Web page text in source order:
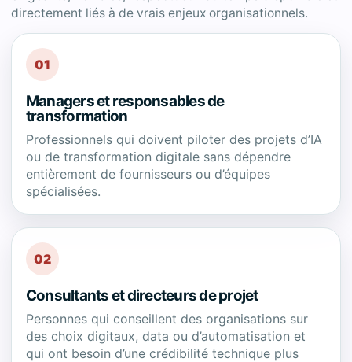
directement liés à de vrais enjeux organisationnels.
01
Managers et responsables de
transformation
Professionnels qui doivent piloter des projets d’IA
ou de transformation digitale sans dépendre
entièrement de fournisseurs ou d’équipes
spécialisées.
02
Consultants et directeurs de projet
Personnes qui conseillent des organisations sur
des choix digitaux, data ou d’automatisation et
qui ont besoin d’une crédibilité technique plus